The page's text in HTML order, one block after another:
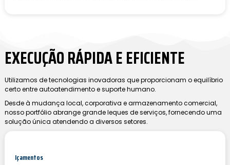
EXECUÇÃO RÁPIDA E EFICIENTE
Utilizamos de tecnologias inovadoras que proporcionam o equilíbrio
certo entre autoatendimento e suporte humano.
Desde à mudança local, corporativa e armazenamento comercial,
nosso portfólio abrange grande leques de serviços, fornecendo uma
solução única atendendo a diversos setores.
Içamentos